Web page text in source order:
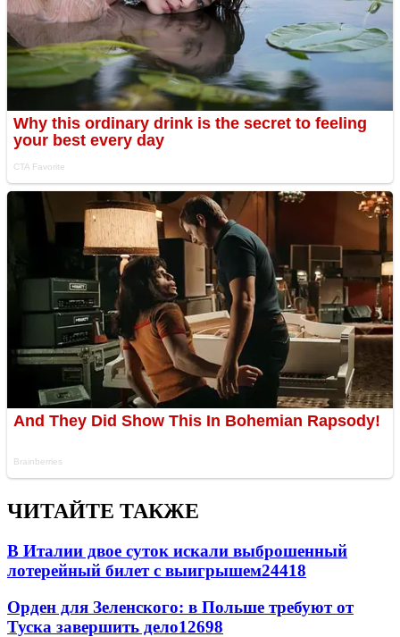
ЧИТАЙТЕ ТАКЖЕ
В Италии двое суток искали выброшенный
лотерейный билет с выигрышем24418
Орден для Зеленского: в Польше требуют от
Туска завершить дело12698